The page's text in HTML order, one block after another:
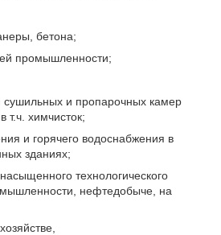
бетона;
промышленности;
сушильных и пропарочных камер
т.ч. химчисток;
и горячего водоснабжения в
зданиях;
технологического
нефтедобыче, на